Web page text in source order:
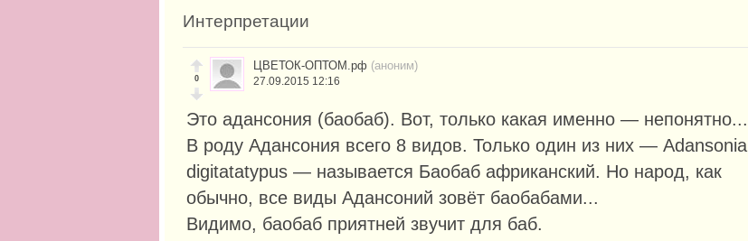
Интерпретации
0
ЦВЕТОК-ОПТОМ.рф (аноним)
27.09.2015 12:16
Это адансония (баобаб). Вот, только какая именно — непонятно...
В роду Адансония всего 8 видов. Только один из них — Adansonia
digitatatypus — называется Баобаб африканский. Но народ, как
обычно, все виды Адансоний зовёт баобабами...
Видимо, баобаб приятней звучит для баб.